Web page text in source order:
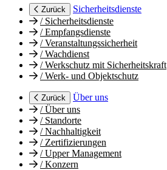
Zurück
Sicherheitsdienste
/Sicherheitsdienste
/Empfangsdienste
/Veranstaltungssicherheit
/Wachdienst
/Werkschutz mit Sicherheitskraft
/Werk- und Objektschutz
Zurück
Über uns
/Über uns
/Standorte
/Nachhaltigkeit
/Zertifizierungen
/Upper Management
/Konzern